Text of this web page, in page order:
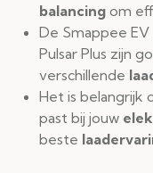
balancing om
De Smappee
Pulsar Plus zijn
verschillende
Het is belangrijk
past bij jouw
beste